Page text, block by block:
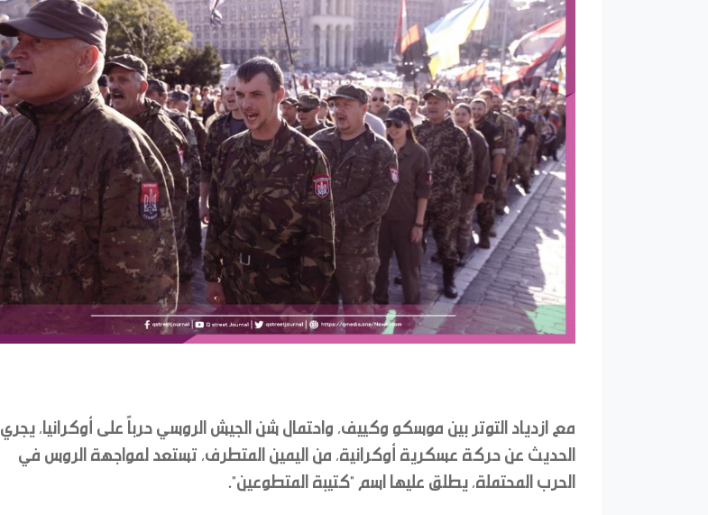
مع ازدياد التوتر بين موسكو وكييف، واحتمال شن الجيش الروسي حرباً على أوكرانيا، يجري
الحديث عن حركة عسكرية أوكرانية، من اليمين المتطرف، تستعد لمواجهة الروس في
الحرب المحتملة، يطلق عليها اسم "كتيبة المتطوعين".